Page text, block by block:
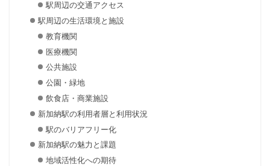
駅周辺の交通アクセス
駅周辺の生活環境と施設
教育機関
医療機関
公共施設
公園・緑地
飲食店・商業施設
新加納駅の利用者層と利用状況
駅のバリアフリー化
新加納駅の魅力と課題
地域活性化への期待